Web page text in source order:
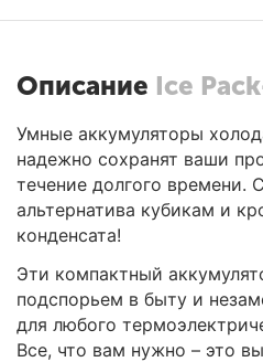
Описание Ice
Умные аккумуляторы
надежно сохранят ваши
течение долгого времени.
альтернатива кубикам и
конденсата!
Эти компактный
подспорьем в быту и
для любого
Все, что вам нужно – это